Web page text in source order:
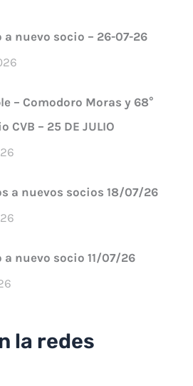
a nuevo socio – 26-07-26
– Comodoro Moras y 68°
CVB – 25 DE JULIO
a nuevos socios 18/07/26
a nuevo socio 11/07/26
la redes